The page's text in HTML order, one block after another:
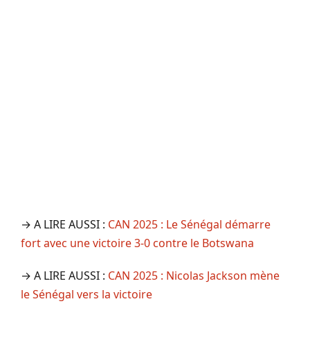
→ A LIRE AUSSI : CAN 2025 : Le Sénégal démarre
fort avec une victoire 3-0 contre le Botswana
→ A LIRE AUSSI : CAN 2025 : Nicolas Jackson mène
le Sénégal vers la victoire